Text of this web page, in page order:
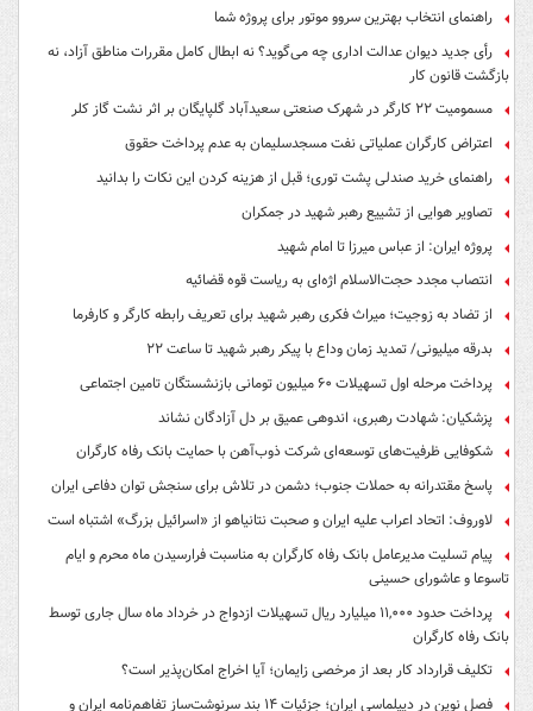
راهنمای انتخاب بهترین سروو موتور برای پروژه شما
رأی جدید دیوان عدالت اداری چه می‌گوید؟ نه ابطال کامل مقررات مناطق آزاد، نه
بازگشت قانون کار
مسمومیت ۲۲ کارگر در شهرک صنعتی سعیدآباد گلپایگان بر اثر نشت گاز کلر
اعتراض کارگران عملیاتی نفت مسجدسلیمان به عدم پرداخت حقوق
راهنمای خرید صندلی پشت توری؛ قبل از هزینه کردن این نکات را بدانید
تصاویر هوایی از تشییع رهبر شهید در جمکران
پروژه ایران: از عباس میرزا تا امام شهید
انتصاب مجدد حجت‌الاسلام اژه‌ای به ریاست قوه‌ قضائیه
از تضاد به زوجیت؛ میراث فکری رهبر شهید برای تعریف رابطه کارگر و کارفرما
بدرقه میلیونی/ تمدید زمان وداع با پیکر رهبر شهید تا ساعت ۲۲
پرداخت مرحله اول تسهیلات ۶۰ میلیون تومانی بازنشستگان تامین اجتماعی
پزشکیان: شهادت رهبری، اندوهی عمیق بر دل آزادگان نشاند
شکوفایی ظرفیت‌های توسعه‌ای شرکت ذوب‌آهن با حمایت‌ بانک رفاه کارگران
پاسخ مقتدرانه به حملات جنوب؛ دشمن در تلاش برای سنجش توان دفاعی ایران
لاوروف: اتحاد اعراب علیه ایران و صحبت نتانیاهو از «اسرائیل بزرگ» اشتباه است
پیام تسلیت مدیرعامل بانک رفاه کارگران به مناسبت فرارسیدن ماه محرم و ایام
تاسوعا و عاشورای حسینی
پرداخت حدود ۱۱,۰۰۰ میلیارد ریال تسهیلات ازدواج در خرداد ماه سال جاری توسط
بانک رفاه کارگران
تکلیف قرارداد کار بعد از مرخصی زایمان؛ آیا اخراج امکان‌پذیر است؟
فصل نوین در دیپلماسی ایران؛ جزئیات ۱۴ بند سرنوشت‌ساز تفاهم‌نامه ایران و